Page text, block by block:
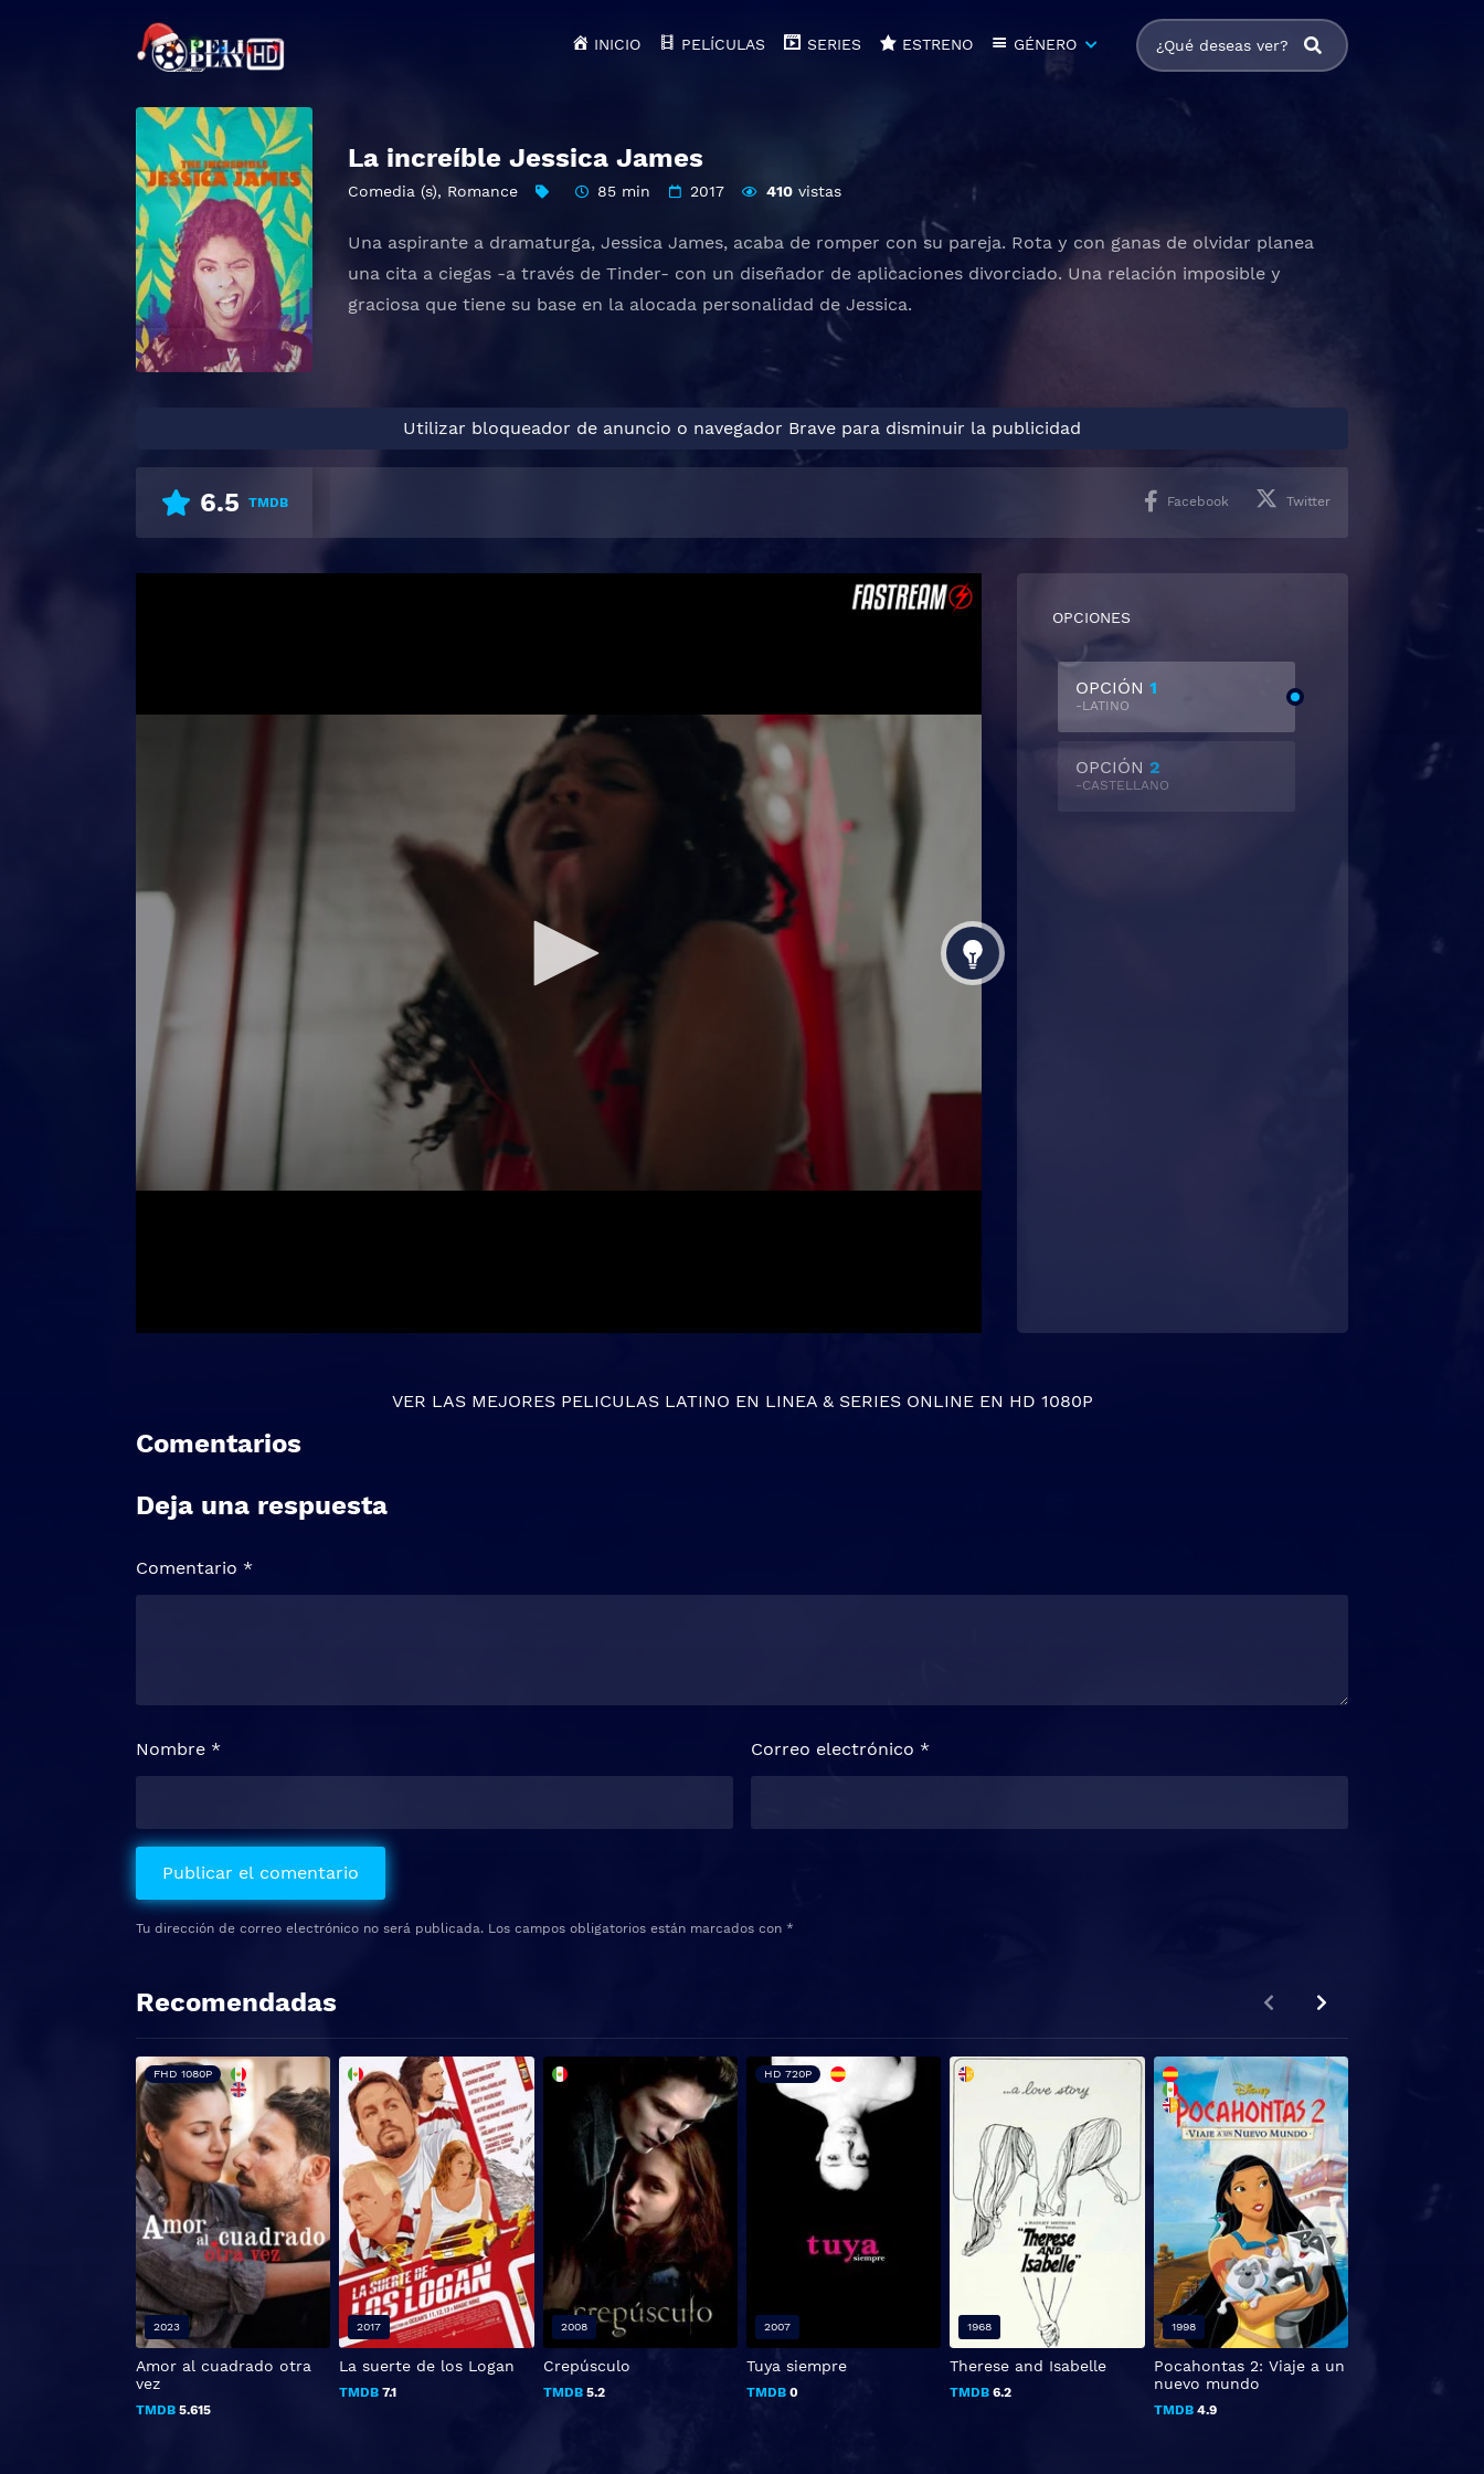
INICIO PELÍCULAS SERIES ESTRENO GÉNERO
La increíble Jessica James
Comedia (s), Romance 85 min 2017 410vistas
Una aspirante a dramaturga, Jessica James, acaba de romper con su pareja. Rota y con ganas de olvidar planea
una cita a ciegas -a través de Tinder- con un diseñador de aplicaciones divorciado. Una relación imposible y
graciosa que tiene su base en la alocada personalidad de Jessica.
Utilizar bloqueador de anuncio o navegador Brave para disminuir la publicidad
6.5 TMDB Facebook Twitter
OPCIONES
OPCIÓN 1
-LATINO
OPCIÓN 2
-CASTELLANO
VER LAS MEJORES PELICULAS LATINO EN LINEA& SERIES ONLINEEN HD 1080P
Comentarios
Deja una respuesta
Tu dirección de correo electrónico no será publicada. Los campos obligatorios están marcados con *
Comentario *
Nombre * Correo electrónico *
Recomendadas
Amor al cuadrado otra
vez
TMDB 5.615
FHD 1080P
2023
La suerte de los Logan
TMDB 7.1
2017
Crepúsculo
TMDB5.2
2008
Tuya siempre
TMDB0
HD 720P
2007
Therese and Isabelle
TMDB 6.2
1968
Pocahontas 2: Viaje a un
nuevo mundo
TMDB4.9
1998